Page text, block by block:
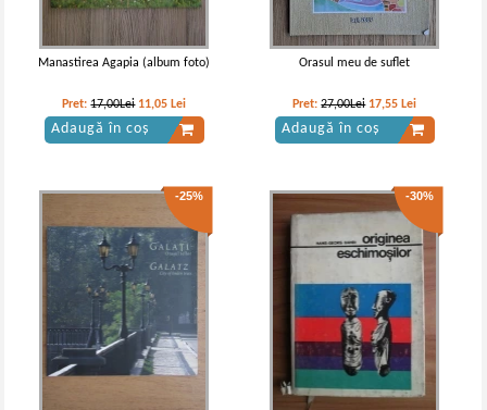
Manastirea Agapia (album foto)
Pret:17,00Lei 11,05 Lei
Adaugă în coș
Orasul meu de suflet
Pret:27,00Lei 17,55 Lei
Adaugă în coș
-25% -30%